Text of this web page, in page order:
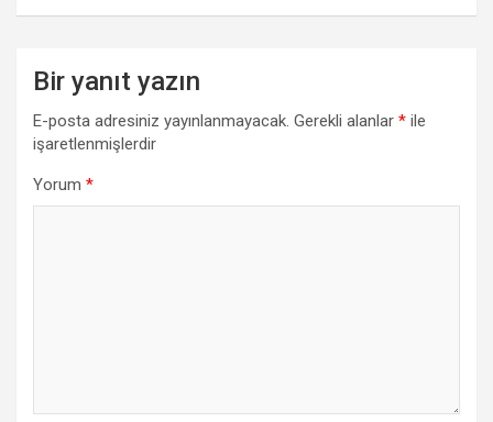
Bir yanıt yazın
E-posta adresiniz yayınlanmayacak. Gerekli alanlar * ile
işaretlenmişlerdir
Yorum *